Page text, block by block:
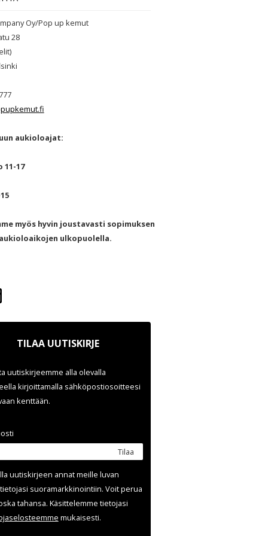
Oy/Pop up kemut
28
aukioloajat:
11-17
myös hyvin joustavasti sopimuksen
ulkopuolella.
TILAA UUTISKIRJE
uutiskirjeemme alla olevalla
kirjoittamalla sähköpostiosoitteesi
kenttään.
Tilaa
uutis­kirjeen annat meille luvan
suora­markkinointiin. Voit perua
tahansa. Käsittelemme tietojasi
mukaisesti.